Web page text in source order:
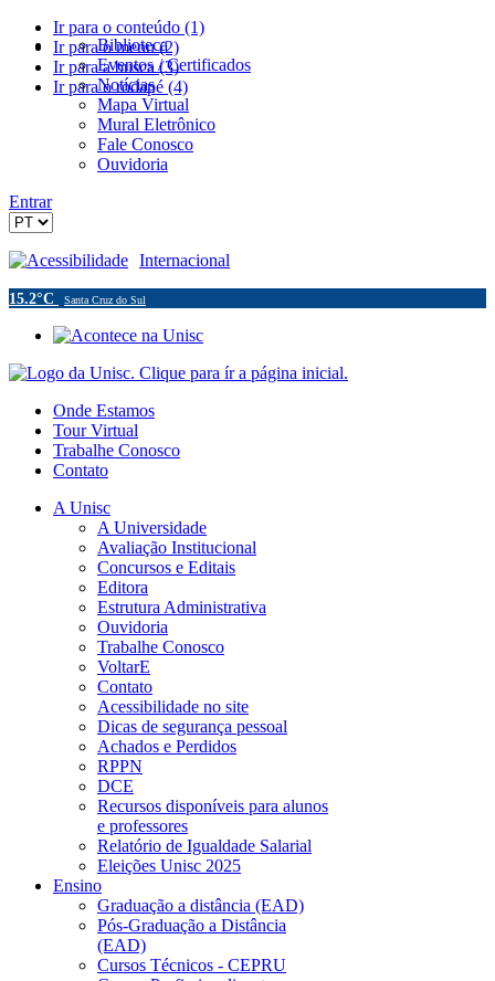
Ir para o conteúdo (1)
Ir para o menu (2)
Ir para a busca (3)
Ir para o rodapé (4)
Biblioteca
Eventos / Certificados
Notícias
Mapa Virtual
Mural Eletrônico
Fale Conosco
Ouvidoria
Entrar
Acessibilidade Internacional
15.2°C Santa Cruz do Sul
Onde Estamos
Tour Virtual
Trabalhe Conosco
Contato
A Unisc
A Universidade
Avaliação Institucional
Concursos e Editais
Editora
Estrutura Administrativa
Ouvidoria
Trabalhe Conosco
VoltarE
Contato
Acessibilidade no site
Dicas de segurança pessoal
Achados e Perdidos
RPPN
DCE
Recursos disponíveis para alunos
e professores
Relatório de Igualdade Salarial
Eleições Unisc 2025
Ensino
Graduação a distância (EAD)
Pós-Graduação a Distância
(EAD)
Cursos Técnicos - CEPRU